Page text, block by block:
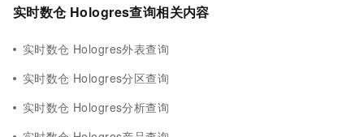
实时数仓 Hologres查询相关内容
实时数仓 Hologres外表查询
实时数仓 Hologres分区查询
实时数仓 Hologres分析查询